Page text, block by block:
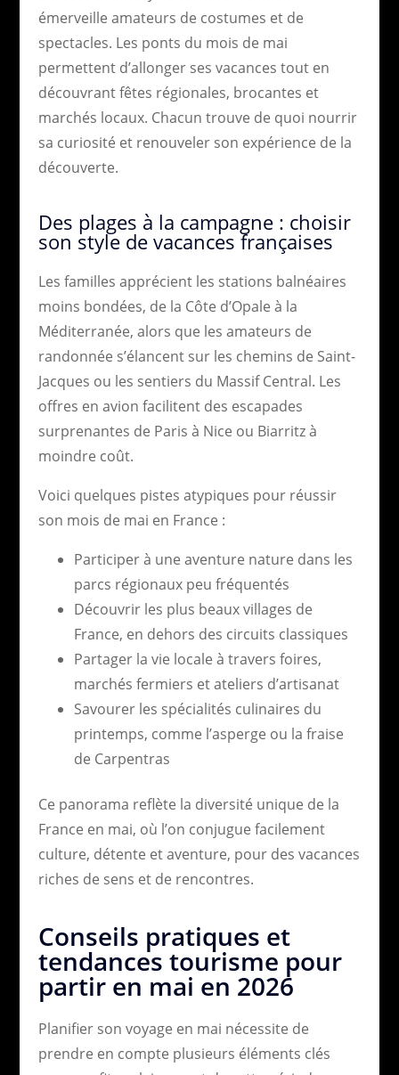
émerveille amateurs de costumes et de
spectacles. Les ponts du mois de mai
permettent d’allonger ses vacances tout en
découvrant fêtes régionales, brocantes et
marchés locaux. Chacun trouve de quoi nourrir
sa curiosité et renouveler son expérience de la
découverte.
Des plages à la campagne : choisir
son style de vacances françaises
Les familles apprécient les stations balnéaires
moins bondées, de la Côte d’Opale à la
Méditerranée, alors que les amateurs de
randonnée s’élancent sur les chemins de Saint-
Jacques ou les sentiers du Massif Central. Les
offres en avion facilitent des escapades
surprenantes de Paris à Nice ou Biarritz à
moindre coût.
Voici quelques pistes atypiques pour réussir
son mois de mai en France :
Participer à une aventure nature dans les
parcs régionaux peu fréquentés
Découvrir les plus beaux villages de
France, en dehors des circuits classiques
Partager la vie locale à travers foires,
marchés fermiers et ateliers d’artisanat
Savourer les spécialités culinaires du
printemps, comme l’asperge ou la fraise
de Carpentras
Ce panorama reflète la diversité unique de la
France en mai, où l’on conjugue facilement
culture, détente et aventure, pour des vacances
riches de sens et de rencontres.
Conseils pratiques et
tendances tourisme pour
partir en mai en 2026
Planifier son voyage en mai nécessite de
prendre en compte plusieurs éléments clés